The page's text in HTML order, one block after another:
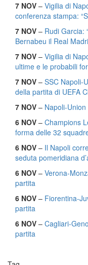
7 NOV – Vigilia di
conferenza stampa:
7 NOV – Rudi Garcia:
Bernabeu il Real
7 NOV – Vigilia di
ultime e le probabili
7 NOV – SSC Napoli-
della partita di UEFA
7 NOV – Napoli-
6 NOV – Champions
forma delle 32
6 NOV – Il Napoli
seduta pomeridiana
6 NOV – Verona-
partita
6 NOV – Fiorentina-
partita
6 NOV – Cagliari-
partita